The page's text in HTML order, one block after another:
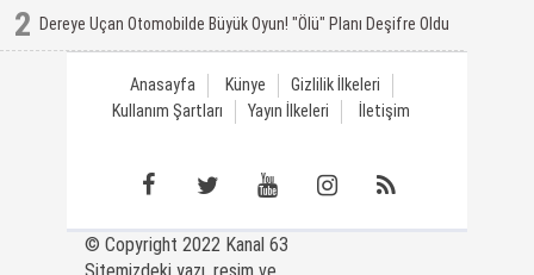
2 Dereye Uçan Otomobilde Büyük Oyun! "Ölü" Planı Deşifre Oldu
Anasayfa Künye
Gizlilik İlkeleri
Kullanım Şartları
Yayın İlkeleri İletişim
© Copyright 2022 Kanal 63